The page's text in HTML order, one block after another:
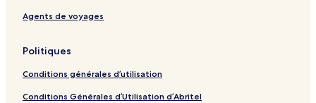
Agents de voyages
Politiques
Conditions générales d’utilisation
Conditions Générales d’Utilisation d’Abritel